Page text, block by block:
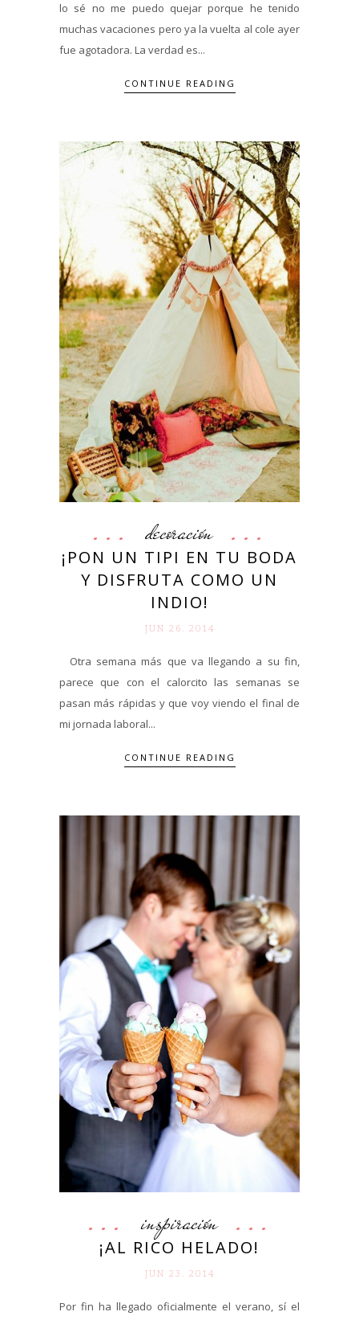
lo sé no me puedo quejar porque he tenido
muchas vacaciones pero ya la vuelta al cole ayer
fue agotadora. La verdad es...
CONTINUE READING
decoración
¡PON UN TIPI EN TU BODA
Y DISFRUTA COMO UN
INDIO!
JUN 26. 2014
Otra semana más que va llegando a su fin,
parece que con el calorcito las semanas se
pasan más rápidas y que voy viendo el final de
mi jornada laboral...
CONTINUE READING
inspiración
¡AL RICO HELADO!
JUN 23. 2014
Por fin ha llegado oficialmente el verano, sí el